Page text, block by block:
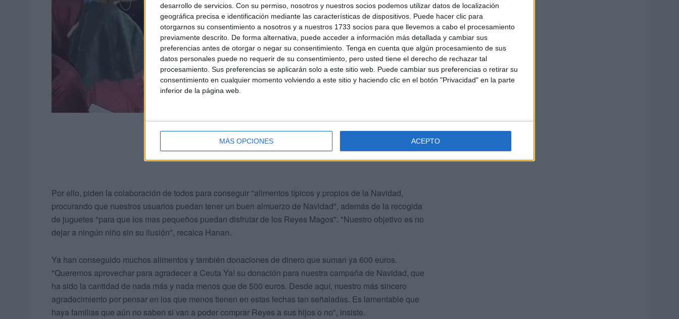
desarrollo de servicios. Con su permiso, nosotros y nuestros socios podemos utilizar datos de localización
geográfica precisa e identificación mediante las características de dispositivos. Puede hacer clic para
otorgarnos su consentimiento a nosotros y a nuestros 1733 socios para que llevemos a cabo el procesamiento
previamente descrito. De forma alternativa, puede acceder a información más detallada y cambiar sus
preferencias antes de otorgar o negar su consentimiento. Tenga en cuenta que algún procesamiento de sus
datos personales puede no requerir de su consentimiento, pero usted tiene el derecho de rechazar tal
procesamiento. Sus preferencias se aplicarán solo a este sitio web. Puede cambiar sus preferencias o retirar su
consentimiento en cualquier momento volviendo a este sitio y haciendo clic en el botón "Privacidad" en la parte
inferior de la página web.
MÁS OPCIONES ACEPTO
Por ello, piden la colaboración de todos para conseguir "alimentos típicos y propios de la Navidad,
procurando que nuestros usuarios puedan tener un buen almuerzo de Navidad", además de la recogida
de juguetes "para que los mas pequeños puedan disfrutar de los Reyes Magos". "Nuestro objetivo es no
dejar a ningún niño sin su ilusión", recalca Hanan.
Ya han conseguido muchos alimentos y también donaciones de dinero que suman ya 600 euros.
"Queremos aprovechar para agradecer a Ceuta Ya! su donación para nuestra campaña de Navidad, que
ha sido la cantidad de nada más y nada menos que de 500 euros. Desde aquí, nuestro más sincero
agradecimiento por pensar en los que menos tienen en estas fechas tan señaladas. Es lamentable que
haya familias que aún no saben si van a poder comprar Reyes a sus hijos o no", insiste.